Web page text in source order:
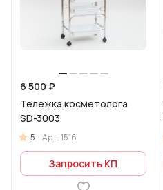
6 500 ₽
Тележка косметолога
SD-3003
5 Арт.1516
Запросить КП